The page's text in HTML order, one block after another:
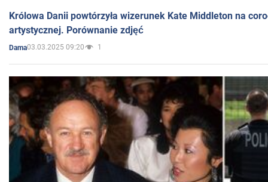
Królowa Danii powtórzyła wizerunek Kate Middleton na
artystycznej. Porównanie zdjęć
Dama03.03.2025 09:20 1